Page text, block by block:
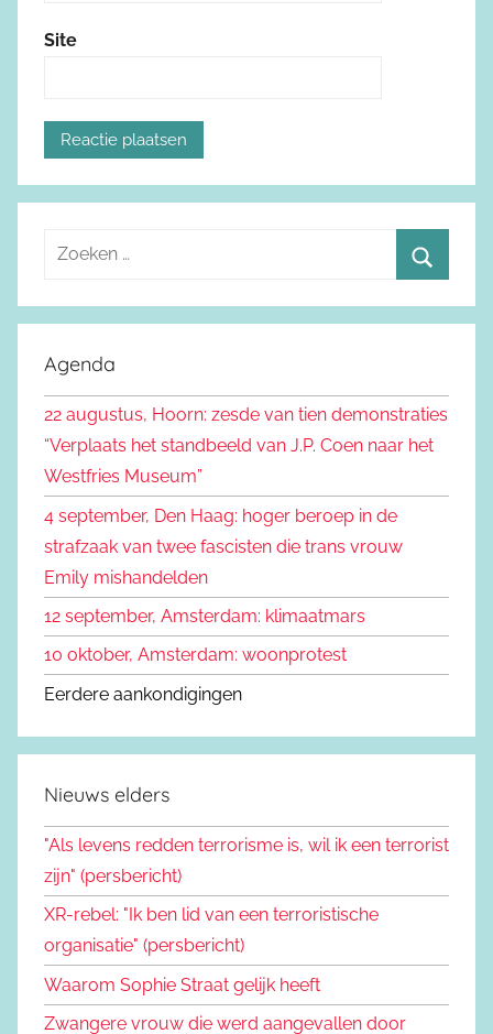
Site
e
e
n
a
r
:
o
e
n
Agenda
22 augustus, Hoorn: zesde van tien demonstraties
“Verplaats het standbeeld van J.P. Coen naar het
Westfries Museum”
4 september, Den Haag: hoger beroep in de
strafzaak van twee fascisten die trans vrouw
Emily mishandelden
12 september, Amsterdam: klimaatmars
10 oktober, Amsterdam: woonprotest
Eerdere aankondigingen
Nieuws elders
"Als levens redden terrorisme is, wil ik een terrorist
zijn" (persbericht)
XR-rebel: "Ik ben lid van een terroristische
organisatie" (persbericht)
Waarom Sophie Straat gelijk heeft
Zwangere vrouw die werd aangevallen door